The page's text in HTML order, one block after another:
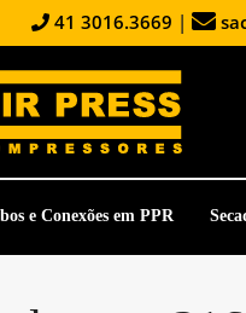
41 3016.3669 |
e Conexões em PPR